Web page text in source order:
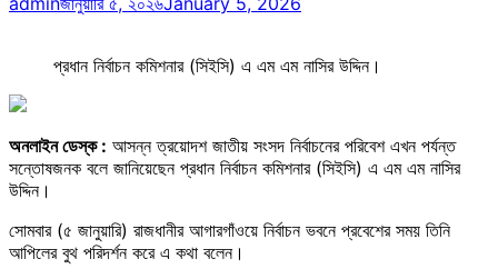
প্রধান নির্বাচন কমিশনার (সিইসি) এ এম এম নাসির উদ্দিন।
অনলাইন ডেস্ক : আসন্ন ত্রয়োদশ জাতীয় সংসদ নির্বাচনের পরিবেশ এখন পর্যন্ত
সন্তোষজনক বলে জানিয়েছেন প্রধান নির্বাচন কমিশনার (সিইসি) এ এম এম নাসির
উদ্দিন।
সোমবার (৫ জানুয়ারি) রাজধানীর আগারগাঁওয়ে নির্বাচন ভবনে প্রবেশের সময় তিনি
আপিলের বুথ পরিদর্শন করে এ কথা বলেন।